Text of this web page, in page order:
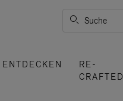
Suche
ENTDECKEN
RE-
CRAFTED